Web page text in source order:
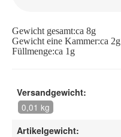
Gewicht gesamt:ca 8g
Gewicht eine Kammer:ca 2g
Füllmenge:ca 1g
Versandgewicht:
0,01 kg
Artikelgewicht: